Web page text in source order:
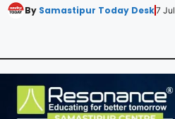
By Samastipur Today Desk7